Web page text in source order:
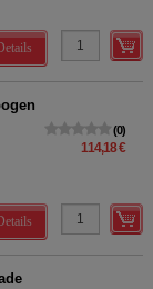
Details
0
114,18 €
Details